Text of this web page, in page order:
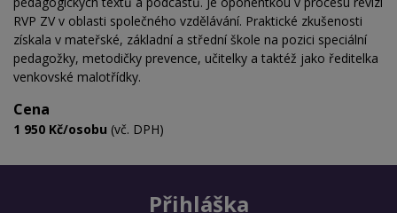
RVP ZV v oblasti společného vzdělávání. Praktické zkušenosti
získala v mateřské, základní a střední škole na pozici speciální
pedagožky, metodičky prevence, učitelky a taktéž jako ředitelka
venkovské malotřídky.
Cena
1 950 Kč/osobu (vč. DPH)
Přihláška